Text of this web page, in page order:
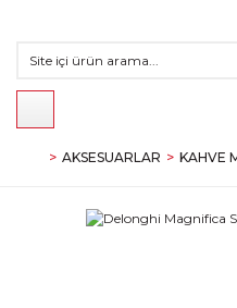
AKSESUARLAR KAHVE